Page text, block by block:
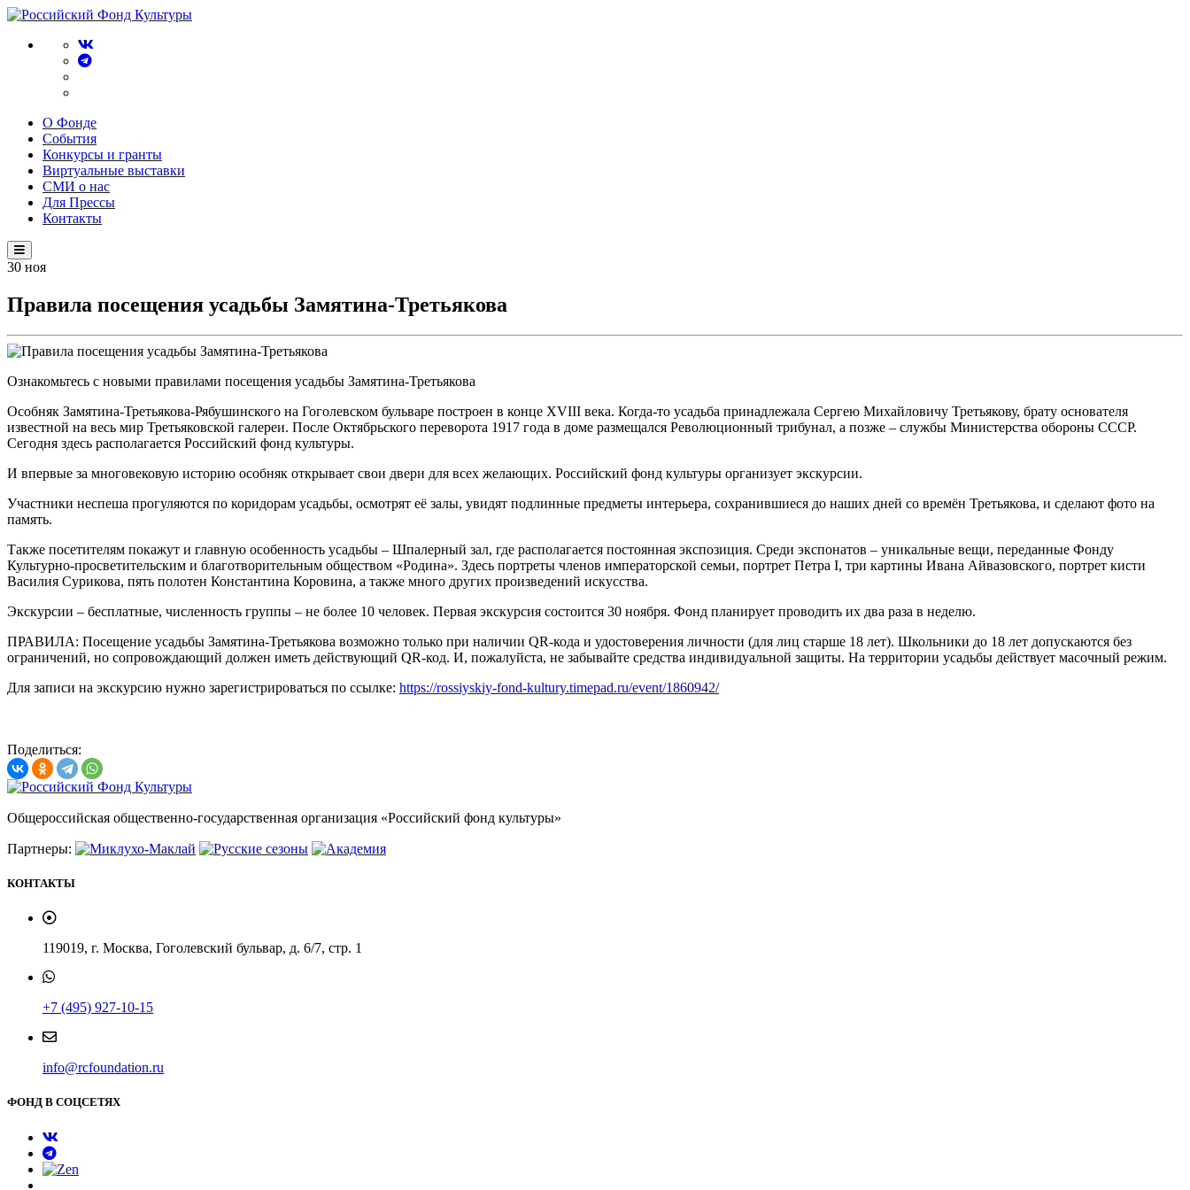
О Фонде
События
Конкурсы и гранты
Виртуальные выставки
СМИ о нас
Для Прессы
Контакты
30 ноя
Правила посещения усадьбы Замятина-Третьякова
Ознакомьтесь с новыми правилами посещения усадьбы Замятина-Третьякова
Особняк Замятина-Третьякова-Рябушинского на Гоголевском бульваре построен в конце XVIII века. Когда-то усадьба принадлежала Сергею Михайловичу Третьякову, брату основателя
известной на весь мир Третьяковской галереи. После Октябрьского переворота 1917 года в доме размещался Революционный трибунал, а позже – службы Министерства обороны СССР.
Сегодня здесь располагается Российский фонд культуры.
И впервые за многовековую историю особняк открывает свои двери для всех желающих. Российский фонд культуры организует экскурсии.
Участники неспеша прогуляются по коридорам усадьбы, осмотрят её залы, увидят подлинные предметы интерьера, сохранившиеся до наших дней со времён Третьякова, и сделают фото на
память.
Также посетителям покажут и главную особенность усадьбы – Шпалерный зал, где располагается постоянная экспозиция. Среди экспонатов – уникальные вещи, переданные Фонду
Культурно-просветительским и благотворительным обществом «Родина». Здесь портреты членов императорской семьи, портрет Петра I, три картины Ивана Айвазовского, портрет кисти
Василия Сурикова, пять полотен Константина Коровина, а также много других произведений искусства.
Экскурсии – бесплатные, численность группы – не более 10 человек. Первая экскурсия состоится 30 ноября. Фонд планирует проводить их два раза в неделю.
ПРАВИЛА: Посещение усадьбы Замятина-Третьякова возможно только при наличии QR-кода и удостоверения личности (для лиц старше 18 лет). Школьники до 18 лет допускаются без
ограничений, но сопровождающий должен иметь действующий QR-код. И, пожалуйста, не забывайте средства индивидуальной защиты. На территории усадьбы действует масочный режим.
Для записи на экскурсию нужно зарегистрироваться по ссылке: https://rossiyskiy-fond-kultury.timepad.ru/event/1860942/
Поделиться:
Общероссийская общественно-государственная организация «Российский фонд культуры»
Партнеры:
КОНТАКТЫ
119019, г. Москва, Гоголевский бульвар, д. 6/7, стр. 1
+7 (495) 927-10-15
info@rcfoundation.ru
ФОНД В СОЦСЕТЯХ